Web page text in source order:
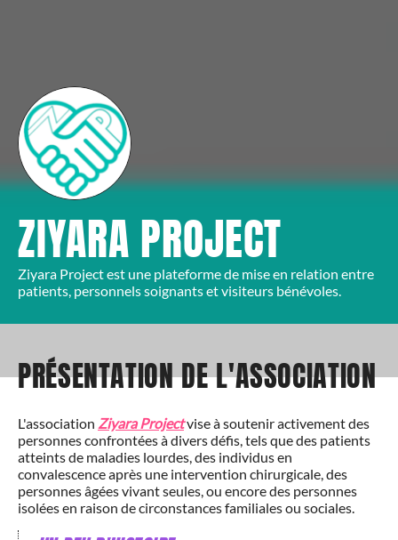
ZIYARA PROJECT
Ziyara Project est une plateforme de mise en relation entre
patients, personnels soignants et visiteurs bénévoles.
PRÉSENTATION DE L'ASSOCIATION
L'association Ziyara Projectvise à soutenir activement des
personnes confrontées à divers défis, tels que des patients
atteints de maladies lourdes, des individus en
convalescence après une intervention chirurgicale, des
personnes âgées vivant seules, ou encore des personnes
isolées en raison de circonstances familiales ou sociales.